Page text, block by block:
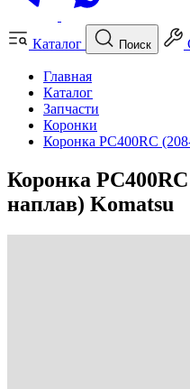
Каталог Поиск
Главная
Каталог
Запчасти
Коронки
Коронка PC400RC
Коронка
наплав) Komatsu